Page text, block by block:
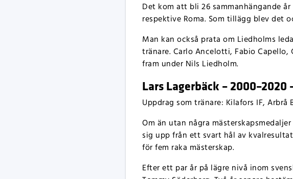
Det kom att bli 26 sammanhängande
respektive Roma. Som tillägg blev det
Man kan också prata om Liedholms
tränare. Carlo Ancelotti, Fabio
fram under Nils Liedholm.
Lars Lagerbäck –
Uppdrag som tränare: Kilafors IF, Arbrå
Om än utan några
sig upp från ett svart hål av
för fem raka mästerskap.
Efter ett par år på lägre nivå inom